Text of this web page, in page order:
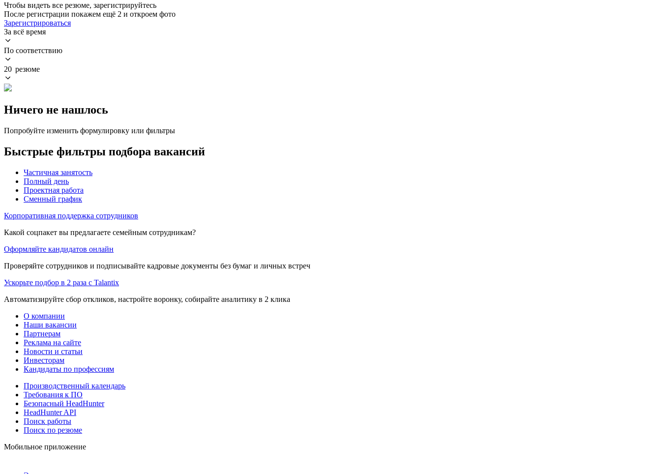
Чтобы видеть все резюме, зарегистрируйтесь
После регистрации покажем ещё 2 и откроем фото
Зарегистрироваться
За всё время
По соответствию
20 резюме
Ничего не нашлось
Попробуйте изменить формулировку или фильтры
Быстрые фильтры подбора вакансий
Частичная занятость
Полный день
Проектная работа
Сменный график
Корпоративная поддержка сотрудников
Какой соцпакет вы предлагаете семейным сотрудникам?
Оформляйте кандидатов онлайн
Проверяйте сотрудников и подписывайте кадровые документы без бумаг и личных встреч
Ускорьте подбор в 2 раза с Talantix
Автоматизируйте сбор откликов, настройте воронку, собирайте аналитику в 2 клика
О компании
Наши вакансии
Партнерам
Реклама на сайте
Новости и статьи
Инвесторам
Кандидаты по профессиям
Производственный календарь
Требования к ПО
Безопасный HeadHunter
HeadHunter API
Поиск работы
Поиск по резюме
Мобильное приложение